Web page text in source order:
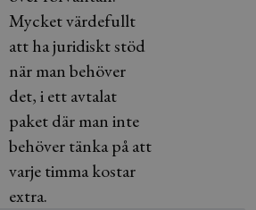
Mycket värdefullt
att ha juridiskt stöd
när man behöver
det, i ett avtalat
paket där man inte
behöver tänka på att
varje timma kostar
extra.